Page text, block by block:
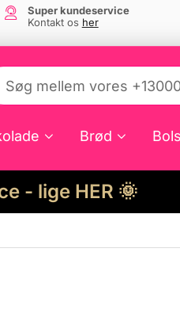
Super kundeservice
Kontakt os her
Brød
- lige HER 🌞